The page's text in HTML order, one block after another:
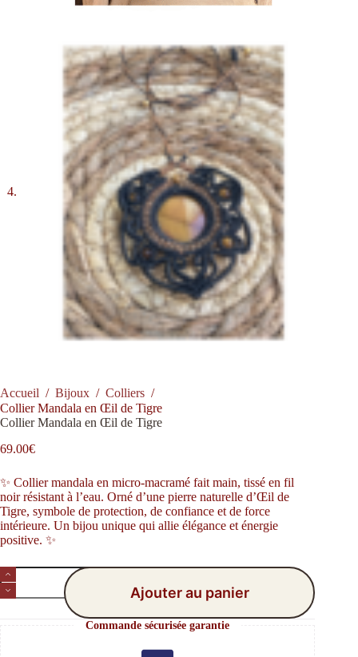
Accueil / Bijoux / Colliers /
Collier Mandala en Œil de Tigre
Collier Mandala en Œil de Tigre
69.00€
✨ Collier mandala en micro-macramé fait main, tissé en fil
noir résistant à l’eau. Orné d’une pierre naturelle d’Œil de
Tigre, symbole de protection, de confiance et de force
intérieure. Un bijou unique qui allie élégance et énergie
positive. ✨
Ajouter au panier
Commande sécurisée garantie